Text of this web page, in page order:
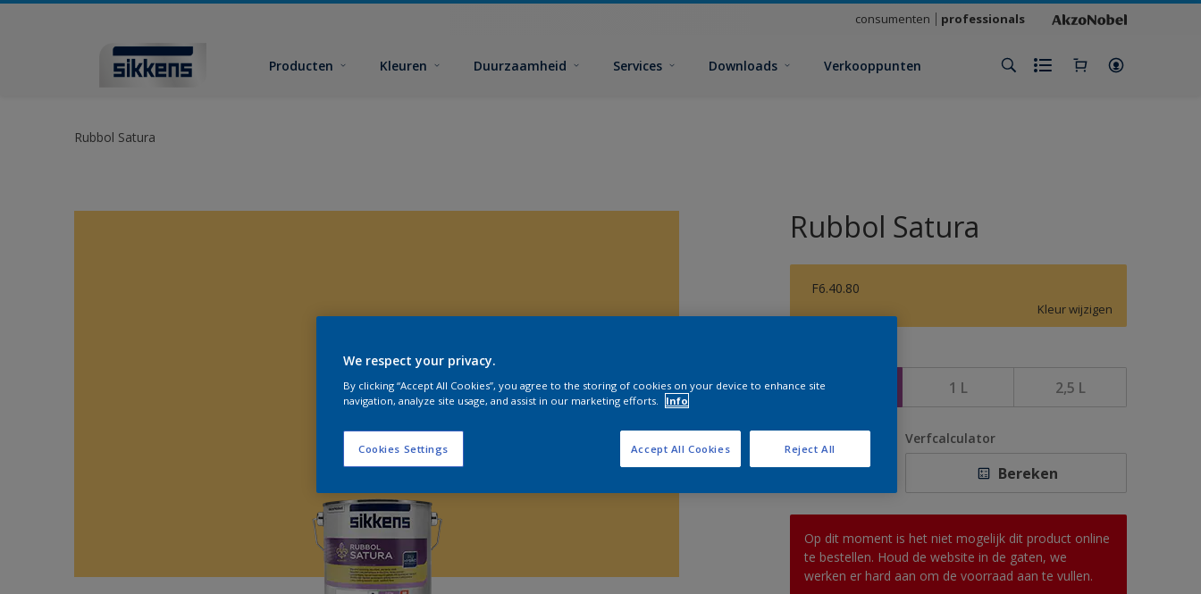
consumenten professionals
Producten Kleuren Duurzaamheid Services Downloads Verkooppunten
Rubbol Satura
Rubbol Satura
F6.40.80
Kleur wijzigen
500 ML 1 L 2,5 L
Verfcalculator
Bereken
Op dit moment is het niet mogelijk dit product online
te bestellen. Houd de website in de gaten, we
werken er hard aan om de voorraad aan te vullen.
We respect your privacy.
By clicking “Accept All Cookies”, you agree to the storing of cookies on your device to enhance site
navigation, analyze site usage, and assist in our marketing efforts.
Info
Cookies Settings Reject All
Accept All Cookies